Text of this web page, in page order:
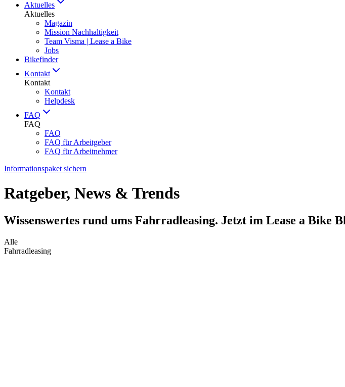
Aktuelles
Aktuelles
Magazin
Mission Nachhaltigkeit
Team Visma | Lease a Bike
Jobs
Bikefinder
Kontakt
Kontakt
Kontakt
Helpdesk
FAQ
FAQ
FAQ
FAQ für Arbeitgeber
FAQ für Arbeitnehmer
Informationspaket sichern
Ratgeber, News & Trends
Wissenswertes rund ums Fahrradleasing. Jetzt im Lease a Bike
Alle
Fahrradleasing